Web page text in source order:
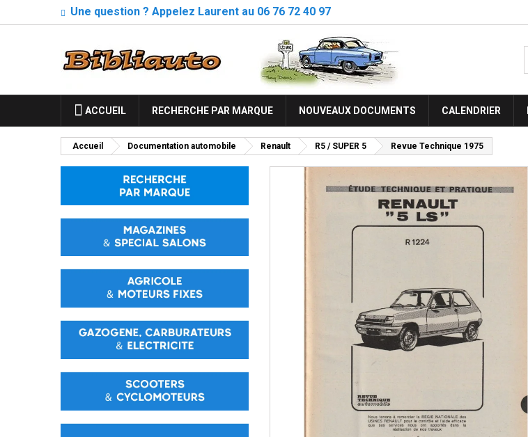
Une question ? Appelez Laurent au 06 76 72 40 97
ACCUEIL RECHERCHE PAR MARQUE NOUVEAUX DOCUMENTS CALENDRIER
Accueil Documentation automobile Renault R5 / SUPER 5 Revue Technique 1975